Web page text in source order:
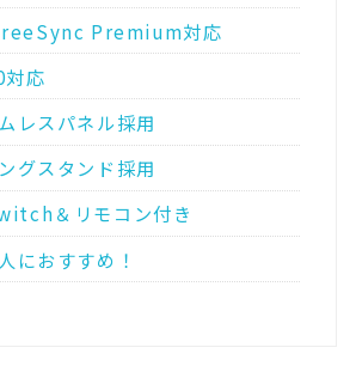
Premium対応
応
レスパネル採用
グスタンド採用
＆リモコン付き
におすすめ！